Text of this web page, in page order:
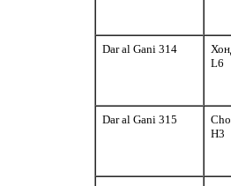
Dar al Gani 314
L6
Dar al Gani 315
H3